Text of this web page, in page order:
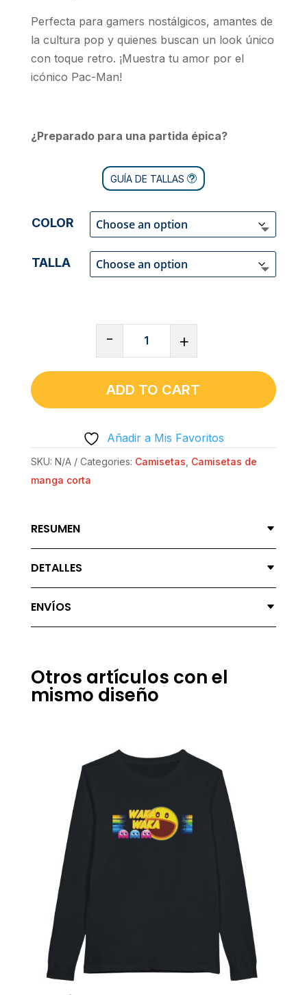
Perfecta para gamers nostálgicos, amantes de
la cultura pop y quienes buscan un look único
con toque retro. ¡Muestra tu amor por el
icónico Pac-Man!
¿Preparado para una partida épica?
GUÍA DE TALLAS
COLOR
TALLA
-
CUELLO
REDONDO
UNISEX
DENSIDAD
|
+
ADD TO CART
Añadir a Mis Favoritos
SKU: N/A Categories: Camisetas Camisetas de
manga corta
RESUMEN
DETALLES
ENVÍOS
Otros artículos con el
mismo diseño